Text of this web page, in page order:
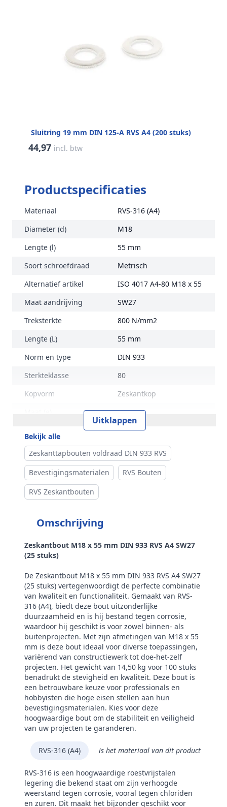
Sluitring 19 mm DIN 125-A RVS A4 (200 stuks)
44,97 incl. btw
Productspecificaties
Materiaal
RVS-316 (A4)
Diameter (d)
M18
Lengte (l)
55 mm
Soort schroefdraad
Metrisch
Alternatief artikel
ISO 4017 A4-80 M18 x 55
Maat aandrijving
SW27
Treksterkte
800 N/mm2
Lengte (L)
55 mm
Norm en type
DIN 933
Sterkteklasse
80
Kopvorm
Zeskantkop
30,M14
11,5 mm
Gewicht per 100 stuks
14,50 kg
Aandrijving
Buitenzeskant
Draadtype
Merk
Uitklappen
Bekijk alle
Zeskanttapbouten voldraad DIN 933 RVS
Bevestigingsmaterialen
RVS Bouten
RVS Zeskantbouten
Omschrijving
Zeskantbout M18 x 55 mm DIN 933 RVS A4 SW27
(25 stuks)
De Zeskantbout M18 x 55 mm DIN 933 RVS A4 SW27
(25 stuks) vertegenwoordigt de perfecte combinatie
van kwaliteit en functionaliteit. Gemaakt van RVS-
316 (A4), biedt deze bout uitzonderlijke
duurzaamheid en is hij bestand tegen corrosie,
waardoor hij geschikt is voor zowel binnen- als
buitenprojecten. Met zijn afmetingen van M18 x 55
mm is deze bout ideaal voor diverse toepassingen,
variërend van constructiewerk tot doe-het-zelf
projecten. Het gewicht van 14,50 kg voor 100 stuks
benadrukt de stevigheid en kwaliteit. Deze bout is
een betrouwbare keuze voor professionals en
hobbyisten die hoge eisen stellen aan hun
bevestigingsmaterialen. Kies voor deze
hoogwaardige bout om de stabiliteit en veiligheid
van uw projecten te garanderen.
RVS-316 (A4) is het materiaal van dit product
RVS-316 is een hoogwaardige roestvrijstalen
legering die bekend staat om zijn verhoogde
weerstand tegen corrosie, vooral tegen chloriden
en zuren. Dit maakt het bijzonder geschikt voor